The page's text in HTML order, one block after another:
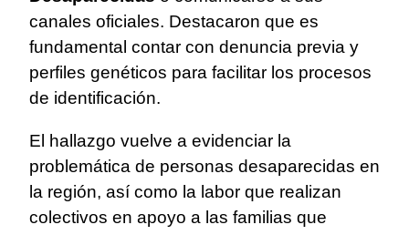
canales oficiales. Destacaron que es
fundamental contar con denuncia previa y
perfiles genéticos para facilitar los procesos
de identificación.
El hallazgo vuelve a evidenciar la
problemática de personas desaparecidas en
la región, así como la labor que realizan
colectivos en apoyo a las familias que